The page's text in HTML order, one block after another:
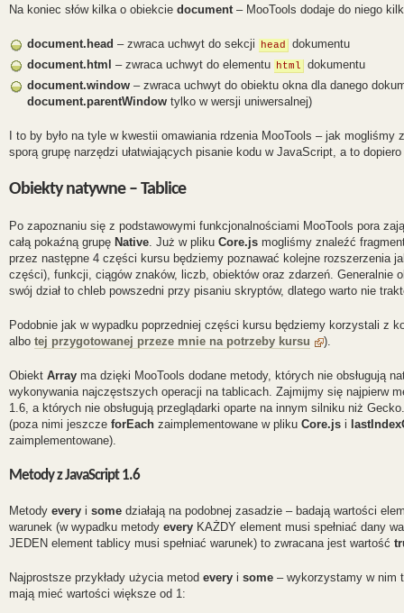
Na koniec słów kilka o obiekcie document– MooTools dodaje do niego
document.head – zwraca uchwyt do sekcji head
dokumentu
document.html – zwraca uchwyt do elementu html
dokumentu
document.window– zwraca uchwyt do obiektu okna dla danego
document.parentWindowtylko w wersji uniwersalnej)
I to by było na tyle w kwestii omawiania rdzenia MooTools – jak
sporą grupę narzędzi ułatwiających pisanie kodu w JavaScript, a to
Obiekty natywne – Tablice
Po zapoznaniu się z podstawowymi funkcjonalnościami MooTools pora
całą pokaźną grupę Native. Już w pliku Core.jsmogliśmy znaleźć
przez następne 4 części kursu będziemy poznawać kolejne rozszerzenia
części), funkcji, ciągów znaków, liczb, obiektów oraz zdarzeń. Generalnie
swój dział to chleb powszedni przy pisaniu skryptów, dlatego warto nie
Podobnie jak w wypadku poprzedniej części kursu będziemy korzystali z
albo tej przygotowanej przeze mnie na potrzeby kursu ).
Obiekt Arrayma dzięki MooTools dodane metody, których nie obsługują
wykonywania najczęstszych operacji na tablicach. Zajmijmy się najpierw
1.6, a których nie obsługują przeglądarki oparte na innym silniku niż
(poza nimi jeszcze forEachzaimplementowane w pliku Core.jsi
zaimplementowane).
Metody z JavaScript 1.6
Metody everyi somedziałają na podobnej zasadzie – badają wartości
warunek (w wypadku metody everyKAŻDY element musi spełniać dany
JEDEN element tablicy musi spełniać warunek) to zwracana jest wartość
Najprostsze przykłady użycia metod everyi some– wykorzystamy w nim
mają mieć wartości większe od 1: